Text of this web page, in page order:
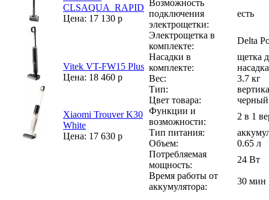
CLSAQUA_RAPID
Цена: 17 130 р
Vitek VT-FW15 Plus
Цена: 18 460 р
Xiaomi Trouver K30
White
Цена: 17 630 р
Возможность
подключения
электрощетки:
есть
Электрощетка в
комплекте:
Delta
Насадки в
комплекте:
щетка
Вес:
3.7 кг
Тип:
Цвет товара:
Функции и
возможности:
2 в 1
Тип питания:
Объем:
0.65 л
Потребляемая
мощность:
24 Вт
Время работы от
аккумулятора:
30 мин